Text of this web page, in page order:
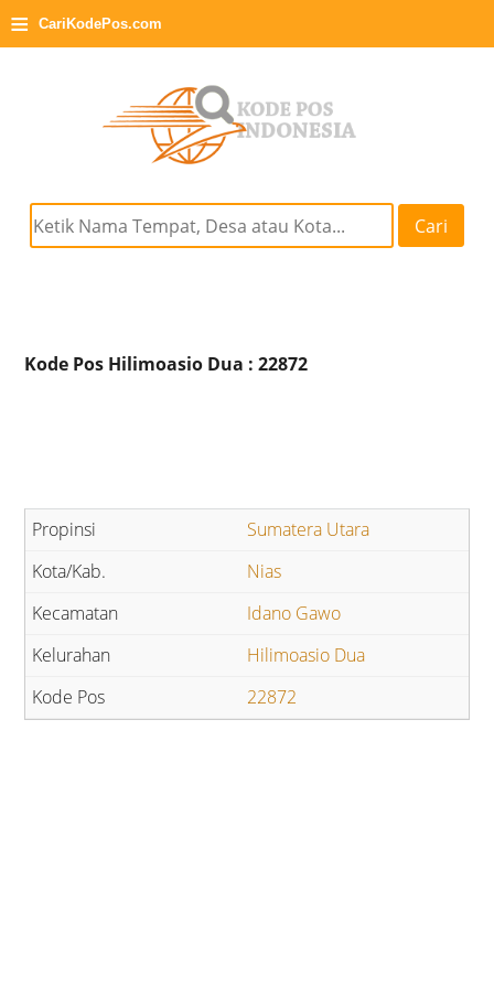
≡ CariKodePos.com
Cari
Kode Pos Hilimoasio Dua : 22872
Sumatera Utara
Nias
Idano Gawo
Hilimoasio Dua
22872